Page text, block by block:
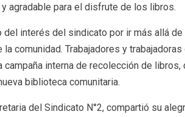
agradable para el disfrute de los libros.
del interés del sindicato por ir más allá
comunidad. Trabajadores y
campaña interna de recolección de
biblioteca comunitaria.
del Sindicato N°2, compartió su